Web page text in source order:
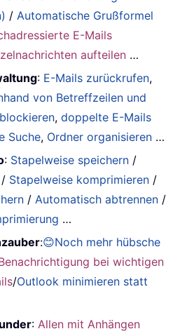
/Automatische Grußformel
E-Mails
aufteilen …
: E-Mails zurückrufen,
von Betreffzeilen und
,doppelte E-Mails
Suche, Ordner organisieren …
: Stapelweise speichern /
/ Stapelweise komprimieren /
/Automatisch abtrennen /
…
:😊Noch mehr hübsche
bei wichtigen
/Outlook minimieren statt
:Allen mit Anhängen